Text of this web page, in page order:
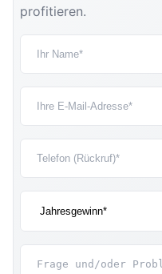
profitieren.